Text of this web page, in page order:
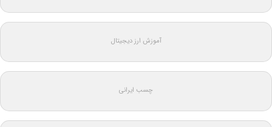
آموزش ارز دیجیتال
چسب ایرانی